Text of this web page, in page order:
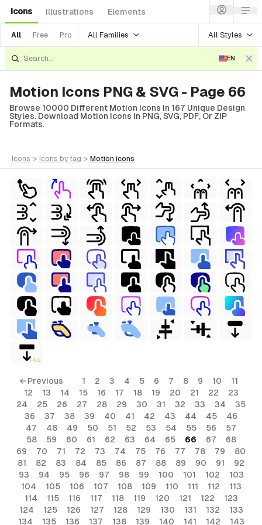
Icons Illustrations Elements
All Free Pro All Families All Styles
EN
Motion Icons PNG & SVG - Page 66
Browse 10000 Different Motion Icons In 167 Unique Design
Styles. Download Motion Icons In PNG, SVG, PDF, Or ZIP
Formats.
icons > icons by tag > motion icons
FREE
← Previous 1 2 3 4 5 6 7 8 9 10
11
12
13 14 15 16 17 18 19 20 21 22
23
24
25 26 27 28 29 30 31 32 33 34
35
36
37 38 39 40 41 42 43 44 45
46
47
48 49 50 51 52 53 54 55 56
57
58
59 60 61 62 63 64 65 66 67
68
69
70 71 72 73 74 75 76 77 78 79
80
81
82 83 84 85 86 87 88 89 90 91
92
93
94 95 96 97 98 99 100 101 102
103
104
105 106 107 108 109 110 111 112
113
114
115 116 117 118 119 120 121 122
123
124
125 126 127 128 129 130 131 132
133
134
135 136 137 138 139 140 141 142 143